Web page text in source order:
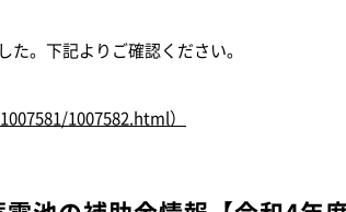
。下記よりご確認ください。
1007582.html）